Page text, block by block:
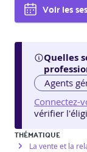
Voir les
Quelles
Agents
Connectez-
vérifier
THÉMATIQUE
La vente et la